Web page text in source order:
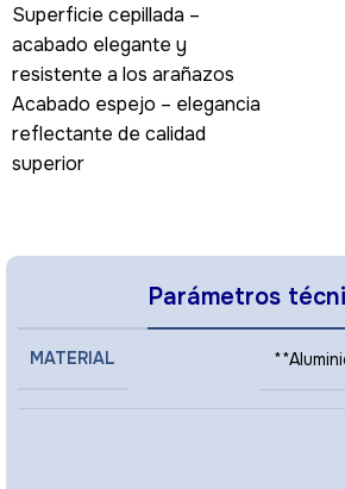
Superficie cepillada –
acabado elegante y
resistente a los arañazos
Acabado espejo – elegancia
reflectante de calidad
superior
Parámetros
MATERIAL